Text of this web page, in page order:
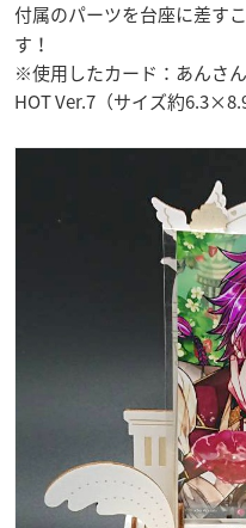
付属のパーツを台座に差すこ
す！
※使用したカード：あんさ
HOT Ver.7（サイズ約